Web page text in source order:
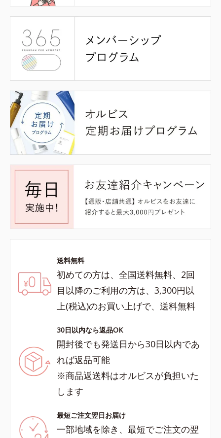
送料無料
初めての方は、全国送料無料、2回
目以降のご利用の方は、3,300円以
上(税込)のお買い上げで、送料無料
30日以内なら返品OK
開封後でも発送日から30日以内であ
れば返品可能
※商品返送料はオルビスが負担いた
します
最短ご注文翌日お届け
一部地域を除き、最短でご注文の翌